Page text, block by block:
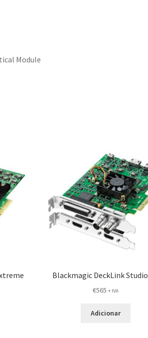
Module
Blackmagic DeckLink
€565 + IVA
Adicionar